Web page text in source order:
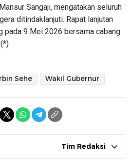
Mansur Sangaji, mengatakan seluruh
ditindaklanjuti. Rapat lanjutan
pada 9 Mei 2026 bersama cabang
Sehe Wakil Gubernur
Tim Redaksi